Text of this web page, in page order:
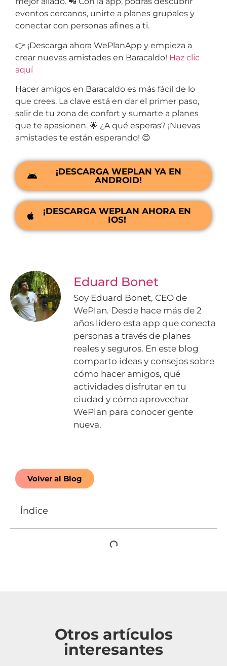
eventos cercanos, unirte a planes grupales y
conectar con personas afines a ti.
👉 ¡Descarga ahora WePlanApp y empieza a
crear nuevas amistades en Baracaldo! Haz clic
aquí
Hacer amigos en Baracaldo es más fácil de lo
que crees. La clave está en dar el primer paso,
salir de tu zona de confort y sumarte a planes
que te apasionen. 🌟 ¿A qué esperas? ¡Nuevas
amistades te están esperando! 😊
¡DESCARGA WEPLAN YA EN
ANDROID!
¡DESCARGA WEPLAN AHORA EN
IOS!
Eduard Bonet
Soy Eduard Bonet, CEO de
WePlan. Desde hace más de 2
años lidero esta app que conecta
personas a través de planes
reales y seguros. En este blog
comparto ideas y consejos sobre
cómo hacer amigos, qué
actividades disfrutar en tu
ciudad y cómo aprovechar
WePlan para conocer gente
nueva.
Volver al Blog
Índice
Otros artículos
interesantes